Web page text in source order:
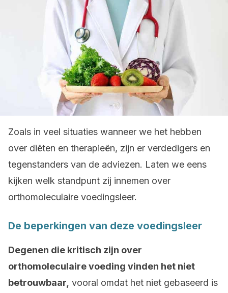
Zoals in veel situaties wanneer we het hebben
over diëten en therapieën, zijn er verdedigers en
tegenstanders van de adviezen. Laten we eens
kijken welk standpunt zij innemen over
orthomoleculaire voedingsleer.
De beperkingen van deze voedingsleer
Degenen die kritisch zijn over
orthomoleculaire voeding vinden het niet
betrouwbaar, vooral omdat het niet gebaseerd is